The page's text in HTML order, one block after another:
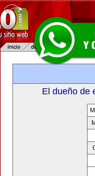
El dueño de